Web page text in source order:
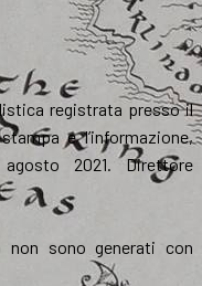
registrata presso il
e l’informazione,
2021. Direttore
sono generati con